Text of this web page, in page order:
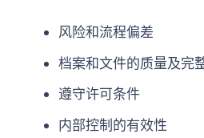
风险和流程偏差
档案和文件的质量及完
遵守许可条件
内部控制的有效性